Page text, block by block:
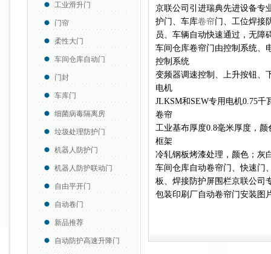
工业滑升门
门帘
柔性大门
车间仓库自动门
门封
车库门
细菌病毒隔离房
垃圾处理防护门
机器人防护门
机器人防护联动门
自由平开门
自动卷门
新品推荐
自动防护高速升降门
京联公司引进瑞典先进设备专
护门、车库卷帘门、工位焊接
员、车辆自动快速通过，无障
车间仓库卷帘门由控制系统、
控制系统
变频器调速控制、上升按钮、
电机
JLKSM和SEW专用电机0.75千
卷帘
工业基布厚度0.8毫米厚度，
框架
冷轧钢板烤漆处理，颜色；灰
车间仓库自动卷帘门、快速门
板、焊接防护屏围栏京联公司
包装印刷厂自动卷帘门安装图